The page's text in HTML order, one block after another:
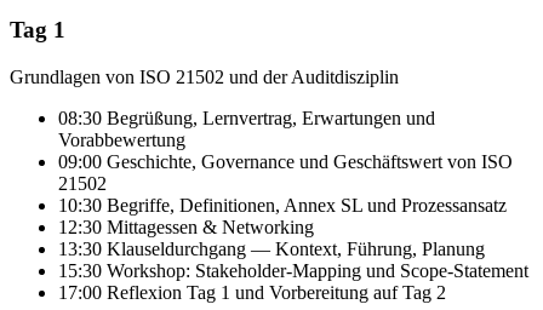
Tag 1
Grundlagen von ISO 21502 und der Auditdisziplin
08:30 Begrüßung, Lernvertrag, Erwartungen und
Vorabbewertung
09:00 Geschichte, Governance und Geschäftswert von ISO
21502
10:30 Begriffe, Definitionen, Annex SL und Prozessansatz
12:30 Mittagessen & Networking
13:30 Klauseldurchgang — Kontext, Führung, Planung
15:30 Workshop: Stakeholder-Mapping und Scope-Statement
17:00 Reflexion Tag 1 und Vorbereitung auf Tag 2